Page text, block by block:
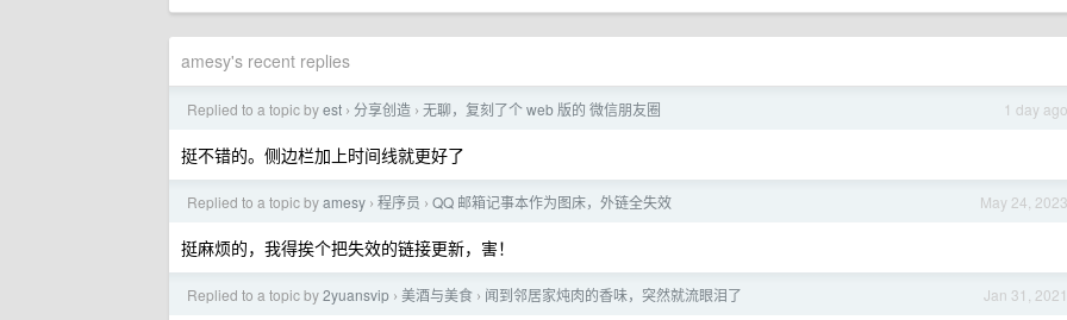
amesy's recent replies
1 day ago
Replied to a topic byest › 分享创造 › 无聊，复刻了个 web 版的 微信朋友圈
挺不错的。侧边栏加上时间线就更好了
May 24, 2023
Replied to a topic byamesy › 程序员 › QQ 邮箱记事本作为图床，外链全失效
挺麻烦的，我得挨个把失效的链接更新，害！
Jan 31, 2021
Replied to a topic by2yuansvip › 美酒与美食 › 闻到邻居家炖肉的香味，突然就流眼泪了